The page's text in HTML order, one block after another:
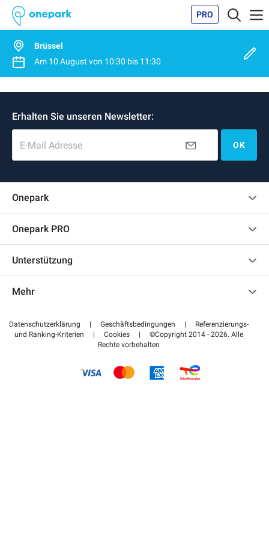
PRO
Brüssel
Am 10 August von 10:30 bis 11:30
Erhalten Sie unseren Newsletter:
E-Mail Adresse OK
Onepark
Onepark PRO
Werden Sie unser Partner
Auf meinen Partnerbereich zugreifen
Unterstützung
Bezahlen Sie Ihren Parkplatz FLOW
Mehr
Datenschutzerklärung | Geschäftsbedingungen |
Referenzierungs-
und Ranking-Kriterien
| Cookies |
©Copyright 2014 - 2026. Alle
Rechte vorbehalten